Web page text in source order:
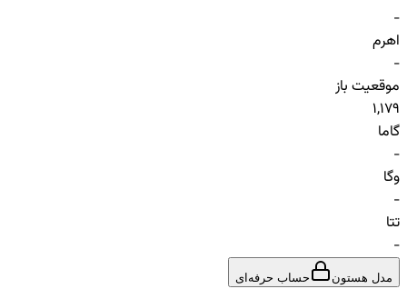
-
اهرم
-
موقعیت باز
1,179
گاما
-
وگا
-
تتا
-
مدل هستون حساب حرفه‌ای